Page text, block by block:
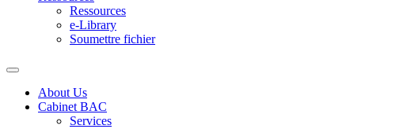
Ressources
e-Library
Soumettre fichier
About Us
Cabinet BAC
Services